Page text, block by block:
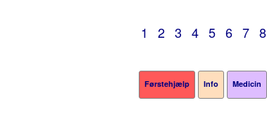
1 2 3 4 5 6 7 8
Førstehjælp Info Medicin